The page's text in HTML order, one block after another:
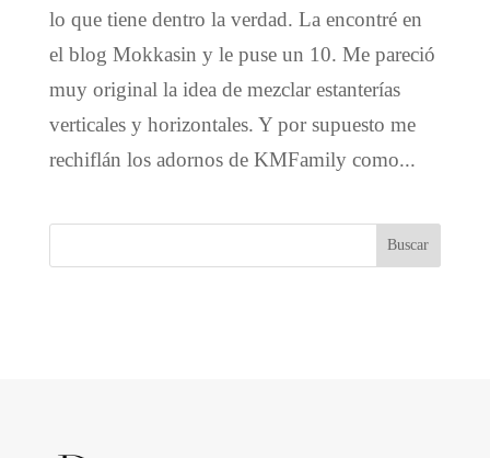
lo que tiene dentro la verdad. La encontré en
el blog Mokkasin y le puse un 10. Me pareció
muy original la idea de mezclar estanterías
verticales y horizontales. Y por supuesto me
rechiflán los adornos de KMFamily como...